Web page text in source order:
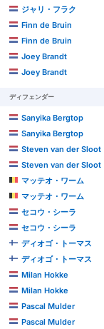
ジャリ・フラク
Finn de Bruin
Finn de Bruin
Joey Brandt
Joey Brandt
ディフェンダー
Sanyika Bergtop
Sanyika Bergtop
Steven van der Sloot
Steven van der Sloot
マッテオ・ワーム
マッテオ・ワーム
セコウ・シーラ
セコウ・シーラ
ディオゴ・トーマス
ディオゴ・トーマス
Milan Hokke
Milan Hokke
Pascal Mulder
Pascal Mulder